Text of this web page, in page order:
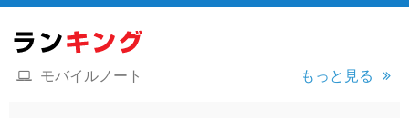
モバイルノート もっと見る